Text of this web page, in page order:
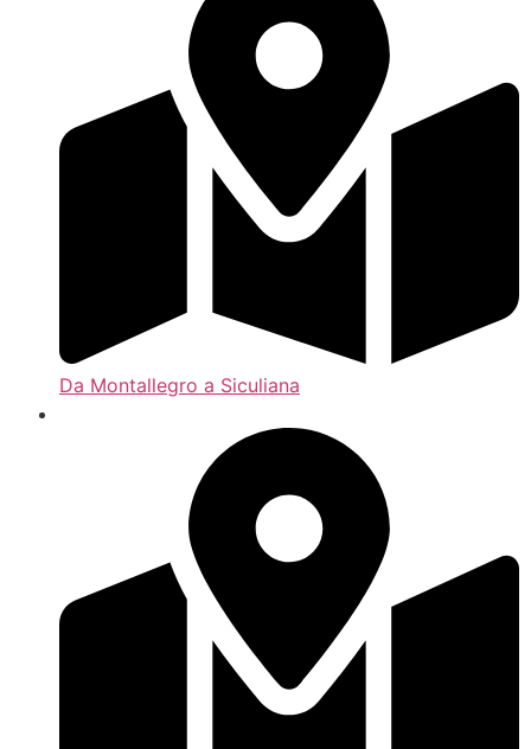
Da Montallegro a Siculiana